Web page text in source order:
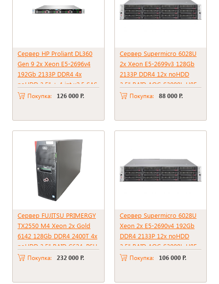
Сервер HP Proliant DL360
Gen 9 2x Xeon E5-2696v4
192Gb 2133P DDR4 4x
noHDD 3.5" + 4 int x2.5 SAS
RAID p440ar, 2048Mb 2xPSU
Покупка: 126 000 Р.
Сервер Supermicro 6028U
2x Xeon E5-2699v3 128Gb
2133P DDR4 12x noHDD
3.5" RAID AOC-S3008L-H8E,
2*PSU 1000W
Покупка: 88 000 Р.
Сервер FUJITSU PRIMERGY
TX2550 M4 Xeon 2x Gold
6142 128Gb DDR4 2400T 4x
noHDD 3.5" RAID C624, PSU
450WПокупка: 232 000 Р.
Сервер Supermicro 6028U
Xeon 2x E5-2690v4 192Gb
DDR4 2133P 12x noHDD
3.5" RAID AOC-S3008L-H8E,
2*PSU 1000W
Покупка: 106 000 Р.